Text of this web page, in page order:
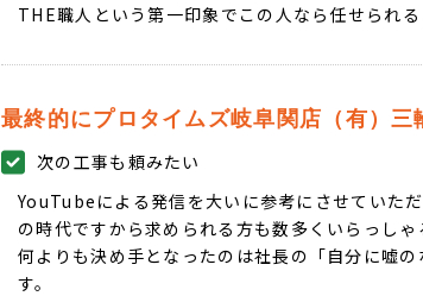
THE職人という第一印象でこの人なら任せられ
最終的にプロタイムズ岐阜関店（有）三
次の工事も頼みたい
YouTubeによる発信を大いに参考にさせていた
の時代ですから求められる方も数多くいらっし
何よりも決め手となったのは社長の「自分に嘘
す。